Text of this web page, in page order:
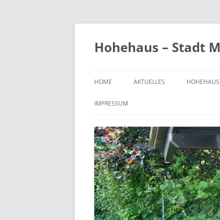
Zum
springen
Hohehaus – Stadt
HOME AKTUELLES HOHEHAUS
ORTS-
1989
BILDER
KIRCHE
FRIEDHOF
IMPRESSUM